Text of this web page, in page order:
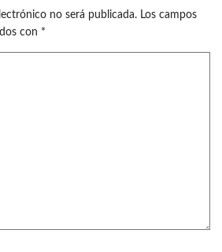
no será publicada. Los campos
con *